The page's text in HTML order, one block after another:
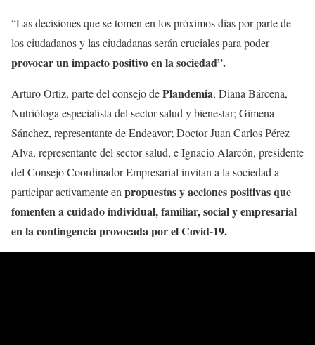
“Las decisiones que se tomen en los próximos días por parte de
los ciudadanos y las ciudadanas serán cruciales para poder
provocar un impacto positivo en la sociedad”.
Arturo Ortiz, parte del consejo dePlandemia, Diana Bárcena,
Nutrióloga especialista del sector salud y bienestar; Gimena
Sánchez, representante de Endeavor; Doctor Juan Carlos Pérez
Alva, representante del sector salud, e Ignacio Alarcón, presidente
del Consejo Coordinador Empresarial invitan a la sociedad a
participar activamente en propuestas y acciones positivas que
fomenten a cuidado individual, familiar, social y empresarial
en la contingencia provocada por el Covid-19.